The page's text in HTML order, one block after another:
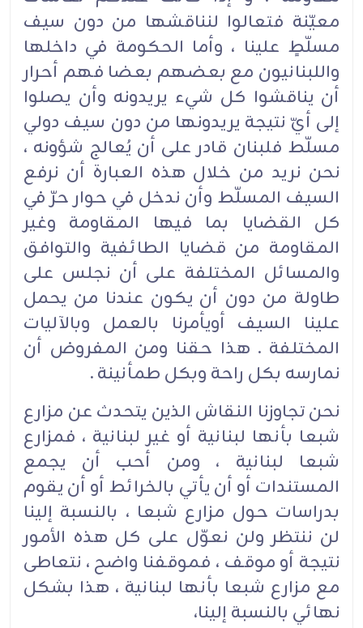
معيّنة فتعالوا لنناقشها من دون سيف
مسلّطٍ علينا ، وأما الحكومة في داخلها
واللبنانيون مع بعضهم بعضا فهم أحرار
أن يناقشوا كل شيء يريدونه وأن يصلوا
إلى أيّ نتيجة يريدونها من دون سيف دولي
مسلّط فلبنان قادر على أن يُعالج شؤونه ،
نحن نريد من خلال هذه العبارة أن نرفع
السيف المسلّط وأن ندخل في حوار حرّ في
كل القضايا بما فيها المقاومة وغير
المقاومة من قضايا الطائفية والتوافق
والمسائل المختلفة على أن نجلس على
طاولة من دون أن يكون عندنا من يحمل
علينا السيف أويأمرنا بالعمل وبالآليات
المختلفة . هذا حقنا ومن المفروض أن
نمارسه بكل راحة وبكل طمأنينة .
نحن تجاوزنا النقاش الذين يتحدث عن مزارع
شبعا بأنها لبنانية أو غير لبنانية ، فمزارع
شبعا لبنانية ، ومن أحب أن يجمع
المستندات أو أن يأتي بالخرائط أو أن يقوم
بدراسات حول مزارع شبعا ، بالنسبة إلينا
لن ننتظر ولن نعوّل على كل هذه الأمور
نتيجة أو موقف ، فموقفنا واضح ، نتعاطى
مع مزارع شبعا بأنها لبنانية ، هذا بشكل
نهائي بالنسبة إلينا،